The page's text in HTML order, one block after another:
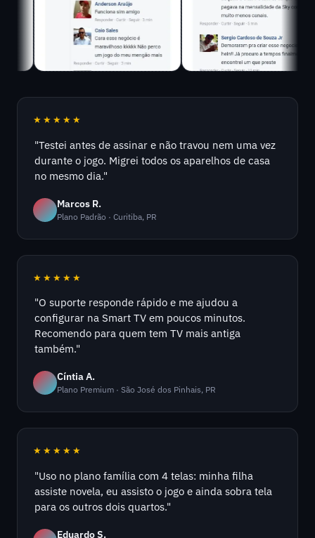
★★★★★
"Testei antes de assinar e não travou nem uma vez
durante o jogo. Migrei todos os aparelhos de casa
no mesmo dia."
Marcos R.
Plano Padrão · Curitiba, PR
★★★★★
"O suporte responde rápido e me ajudou a
configurar na Smart TV em poucos minutos.
Recomendo para quem tem TV mais antiga
também."
Cíntia A.
Plano Premium · São José dos Pinhais, PR
★★★★★
"Uso no plano família com 4 telas: minha filha
assiste novela, eu assisto o jogo e ainda sobra tela
para os outros dois quartos."
Eduardo S.